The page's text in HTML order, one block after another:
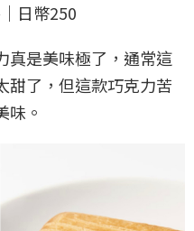
日幣250
真是美味極了，通常這
甜了，但這款巧克力苦
味。